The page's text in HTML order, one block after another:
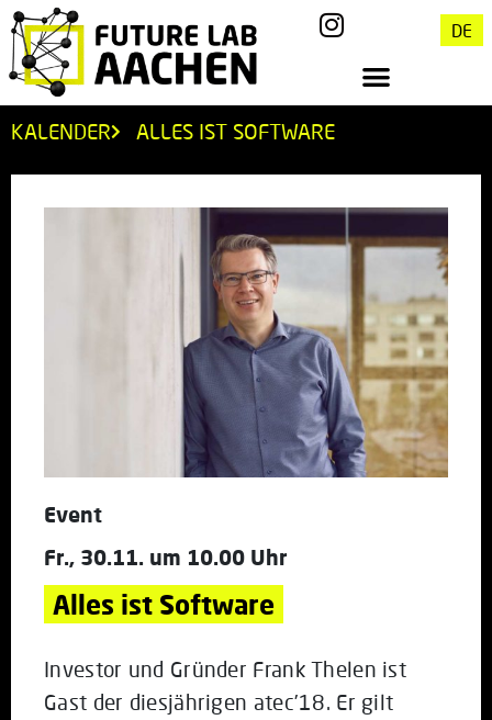
DE
KALENDER ALLES IST SOFTWARE
Event
Fr., 30.11. um 10.00 Uhr
Alles ist Software
Investor und Gründer Frank Thelen ist
Gast der diesjährigen atec’18. Er gilt